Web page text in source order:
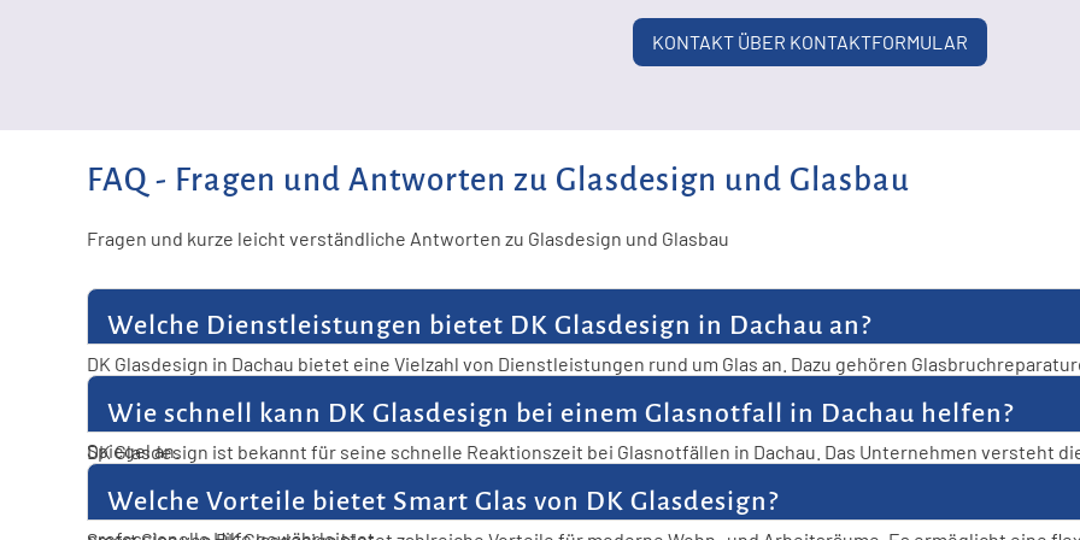
KONTAKT ÜBER KONTAKTFORMULAR
FAQ - Fragen und Antworten zu Glasdesign und Glasbau
Fragen und kurze leicht verständliche Antworten zu Glasdesign und Glasbau
Welche Dienstleistungen bietet DK Glasdesign in Dachau an?
DK Glasdesign in Dachau bietet eine Vielzahl von Dienstleistungen rund um Glas an. Dazu gehören
Auch Glastrennwände in Büros und Schaufensterverglasungen gehören zum Angebot. Darüber hinaus bietet DK
Spiegel an.
Wie schnell kann DK Glasdesign bei einem Glasnotfall in Dachau helfen?
DK Glasdesign ist bekannt für seine schnelle Reaktionszeit bei Glasnotfällen in Dachau. Das Unternehmen versteht
spezialisiert, sowohl kleine als auch große Glasprobleme effizient zu lösen. Durch die Kombination von Erfahrung
Welche Vorteile bietet Smart Glas von DK Glasdesign?